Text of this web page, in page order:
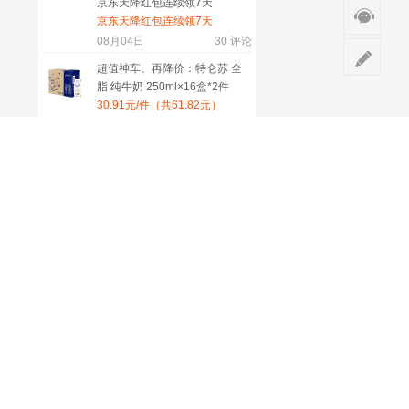
京东天降红包连续领7天
京东天降红包连续领7天
08月04日
30 评论
超值神车、再降价：特仑苏 全
脂 纯牛奶 250ml×16盒*2件
30.91元/件（共61.82元）